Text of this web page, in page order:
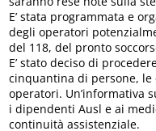
E’ stata programmata e
degli operatori
del 118, del pronto
E’ stato deciso di
cinquantina di persone,
operatori. Un’informativa
i dipendenti Ausl e ai
continuità assistenziale.